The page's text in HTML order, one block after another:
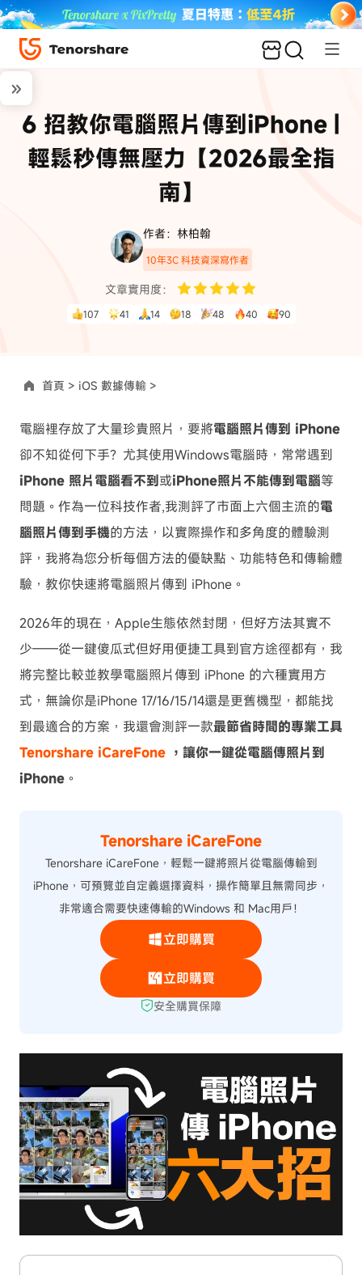
6 招教你電腦照片傳到iPhone |
輕鬆秒傳無壓力【2026最全指
南】
作者：林柏翰
10年3C 科技資深寫作者
文章實用度：
107 41 14 18 48 40 90
首頁 > iOS 數據傳輸 >
電腦裡存放了大量珍貴照片，要將電腦照片傳到 iPhone
卻不知從何下手？尤其使用Windows電腦時，常常遇到
iPhone 照片電腦看不到或iPhone照片不能傳到電腦等
問題。作為一位科技作者,我測評了市面上六個主流的電
腦照片傳到手機的方法，以實際操作和多角度的體驗測
評，我將為您分析每個方法的優缺點、功能特色和傳輸體
驗，教你快速將電腦照片傳到 iPhone。
2026年的現在，Apple生態依然封閉，但好方法其實不
少——從一鍵傻瓜式但好用便捷工具到官方途徑都有，我
將完整比較並教學電腦照片傳到 iPhone 的六種實用方
式，無論你是iPhone 17/16/15/14還是更舊機型，都能找
到最適合的方案，我還會測評一款最節省時間的專業工具
Tenorshare iCareFone ，讓你一鍵從電腦傳照片到
iPhone 。
Tenorshare iCareFone
Tenorshare iCareFone，輕鬆一鍵將照片從電腦傳輸到
iPhone，可預覽並自定義選擇資料，操作簡單且無需同步，
非常適合需要快速傳輸的Windows 和 Mac用戶！
立即購買
立即購買
安全購買保障